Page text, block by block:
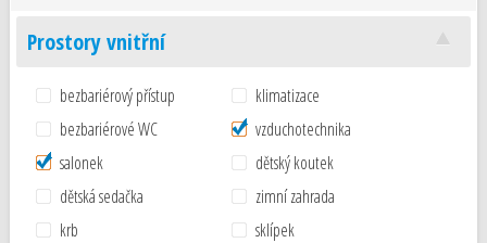
Prostory vnitřní
bezbariérový přístup
klimatizace
bezbariérové WC
vzduchotechnika
salonek
dětský koutek
dětská sedačka
zimní zahrada
krb
sklípek